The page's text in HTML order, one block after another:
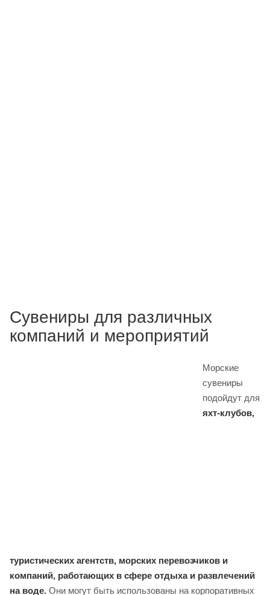
Сувениры для различных
компаний и мероприятий
Морские
сувениры
подойдут для
яхт-клубов,
туристических агентств, морских перевозчиков и
компаний, работающих в сфере отдыха и развлечений
на воде. Они могут быть использованы на корпоративных